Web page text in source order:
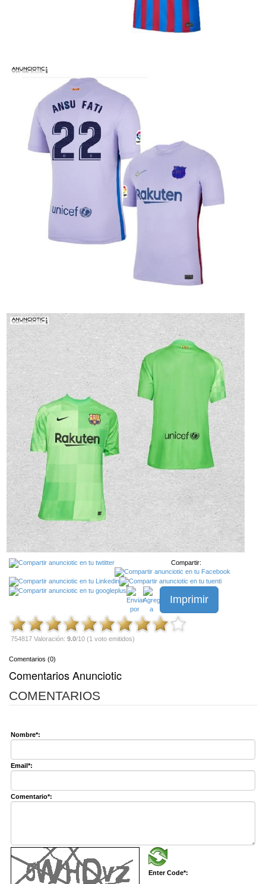
Compartir:
Imprimir
754817 Valoración: 9.0/10 (1 voto emitidos)
Comentarios (0)
Comentarios Anunciotic
COMENTARIOS
Nombre*:
Email*:
Comentario*:
Enter Code*: